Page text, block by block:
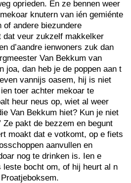
oprieden. En ze bennen weer
knutern van ién gemiénte
of andere biezundere
dat veur zukzelf makkelker
d’aandre ienwoners zuk dan
Van Bekkum van
joa, dan heb je de poppen aan t
vannijs oasem, hij is niet
toer achter mekoar te
heur neus op, wiet al weer
Van Bekkum hiet? Kun je niet
Ze pakt de bezzem en begunt
moakt dat e votkomt, op e fiets
aanvullen en
nog te drinken is. Ien e
bocht om, of hij heurt al n